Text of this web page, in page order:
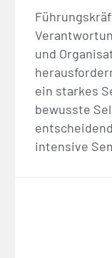
und
ein starkes
bewusste
intensive